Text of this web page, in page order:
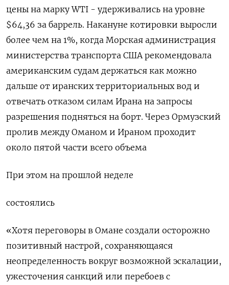
цены на марку WTI - удерживались на уровне
$64,36 за ⁠баррель. Накануне котировки выросли
более чем на 1%, когда Морская администрация
министерства транспорта ‌США рекомендовала
американским судам держаться как можно
дальше от ‍иранских территориальных вод и
отвечать отказом силам Ирана на запросы
разрешения ‌подняться на борт. Через Ормузский
пролив между Оманом и Ираном ​проходит
около пятой части всего объема
При этом на прошлой неделе
состоялись
«Хотя переговоры в Омане создали осторожно
позитивный настрой, сохраняющаяся
⁠неопределенность вокруг возможной эскалации,
ужесточения санкций ‍или перебоев с